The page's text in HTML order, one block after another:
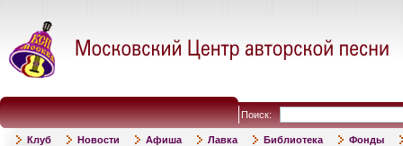
Поиск:
Клуб Новости Афиша Лавка Библиотека Фонды